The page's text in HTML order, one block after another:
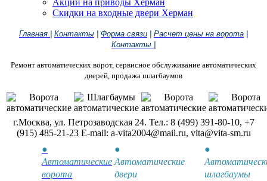
Акции на приводы Херман
Скидки на входные двери Херман
Главная Контакты Форма связи Расчет цены на ворота
Контакты
Ремонт автоматических ворот, сервисное обслуживание автоматических
дверей, продажа шлагбаумов
г.Москва, ул. Петрозаводская 24. Тел.: 8 (499) 391-80-10, +7
(915) 485-21-23 E-mail: a-vita2004@mail.ru, vita@vita-sm.ru
●
Автоматические
ворота
●
Автоматические
двери
●
шлагбаумы